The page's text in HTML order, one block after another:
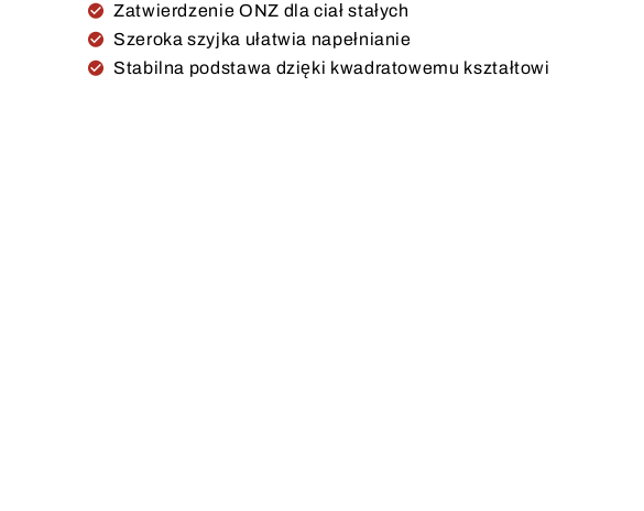
Zatwierdzenie ONZ dla ciał stałych
Szeroka szyjka ułatwia napełnianie
Stabilna podstawa dzięki kwadratowemu kształtowi